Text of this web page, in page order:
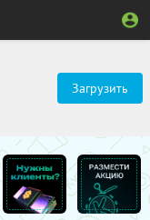
Загрузить